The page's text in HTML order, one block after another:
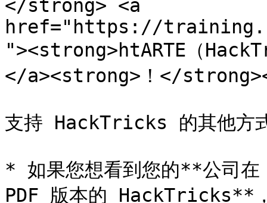
</strong> <a
href="https://
"><strong>htARTE（
</a><strong>！</
支持 HackTricks 的其他方
* 如果您想看到您的**公司
PDF 版本的 HackTricks**